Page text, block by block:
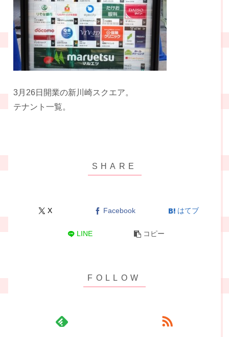
3月26日開業の新川崎スクエア。
テナント一覧。
X Facebook はてブ
LINE コピー